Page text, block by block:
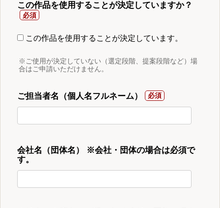
この作品を使用することが決定していますか？
この作品を使用することが決定しています。
※ご使用が決定していない（選定段階、提案段階など）場
合はご申請いただけません。
ご担当者名（個人名フルネーム）
会社名（団体名） ※会社・団体の場合は必須で
す。